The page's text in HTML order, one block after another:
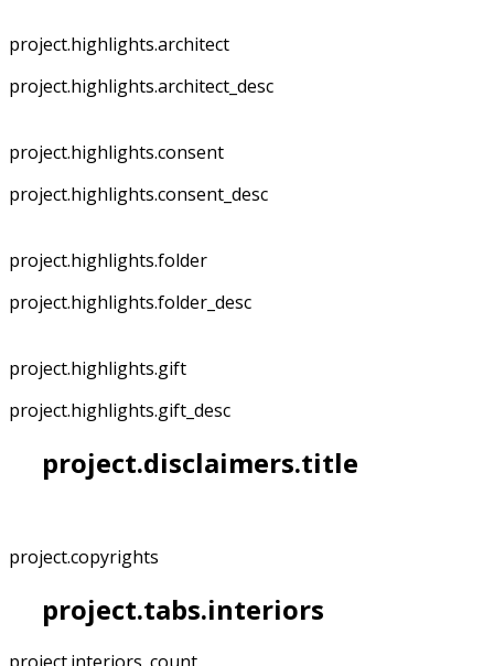
project.highlights.architect
project.highlights.architect_desc
project.highlights.consent
project.highlights.consent_desc
project.highlights.folder
project.highlights.folder_desc
project.highlights.gift
project.highlights.gift_desc
project.disclaimers.title
project.copyrights
project.tabs.interiors